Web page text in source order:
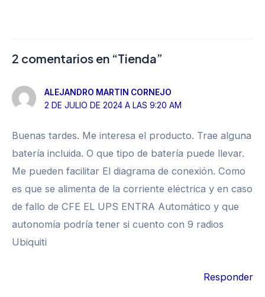
2 comentarios en “Tienda”
ALEJANDRO MARTIN CORNEJO
2 DE JULIO DE 2024 A LAS 9:20 AM
Buenas tardes. Me interesa el producto. Trae alguna
batería incluida. O que tipo de batería puede llevar.
Me pueden facilitar El diagrama de conexión. Como
es que se alimenta de la corriente eléctrica y en caso
de fallo de CFE EL UPS ENTRA Automático y que
autonomía podría tener si cuento con 9 radios
Ubiquiti
Responder